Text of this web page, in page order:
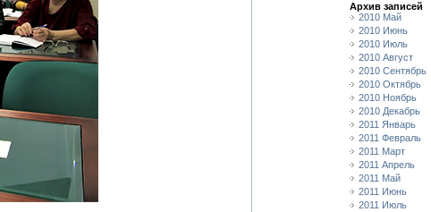
Архив записей
2010 Май
2010 Июнь
2010 Июль
2010 Август
2010 Сентябрь
2010 Октябрь
2010 Ноябрь
2010 Декабрь
2011 Январь
2011 Февраль
2011 Март
2011 Апрель
2011 Май
2011 Июнь
2011 Июль